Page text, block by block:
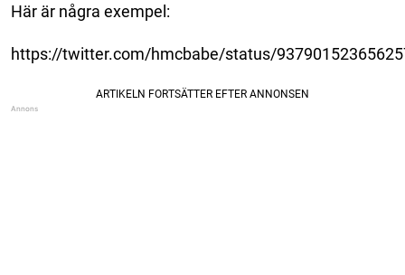
Här är några exempel:
https://twitter.com/hmcbabe/status/